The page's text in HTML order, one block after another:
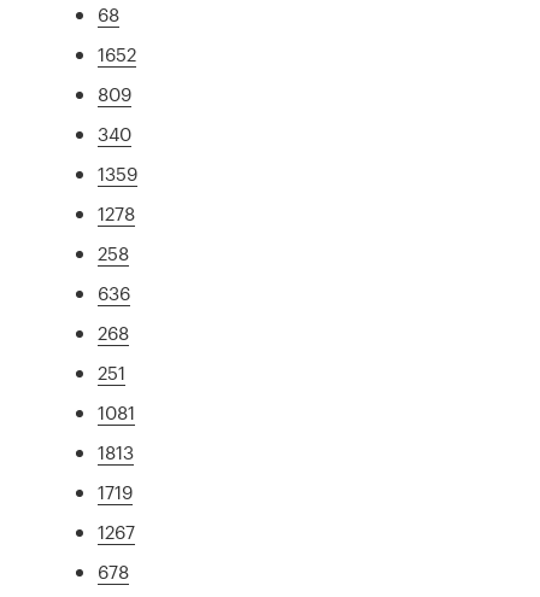
68
1652
809
340
1359
1278
258
636
268
251
1081
1813
1719
1267
678